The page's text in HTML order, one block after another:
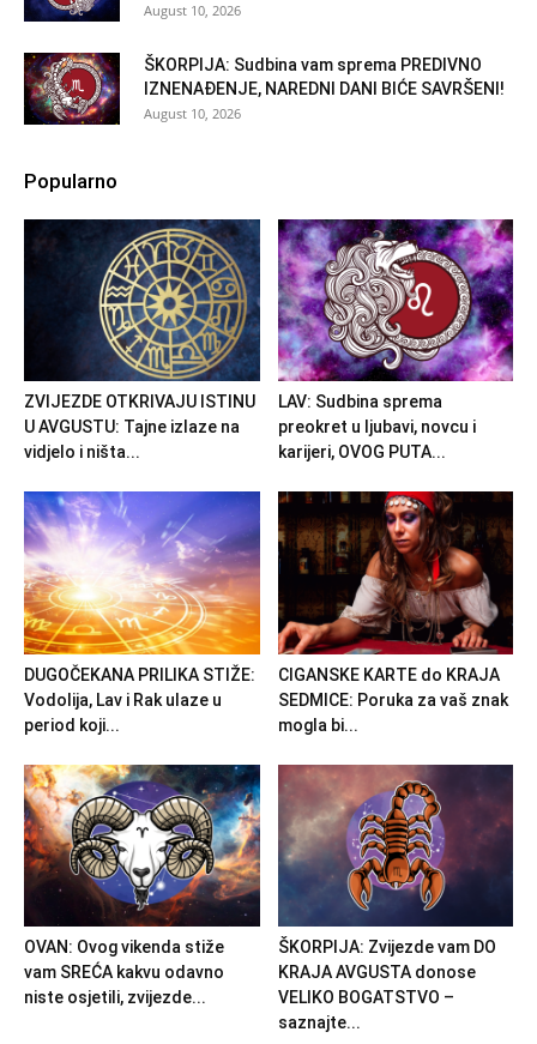
August 10, 2026
ŠKORPIJA: Sudbina vam sprema PREDIVNO
IZNENAĐENJE, NAREDNI DANI BIĆE SAVRŠENI!
August 10, 2026
Popularno
ZVIJEZDE OTKRIVAJU ISTINU
U AVGUSTU: Tajne izlaze na
vidjelo i ništa...
LAV: Sudbina sprema
preokret u ljubavi, novcu i
karijeri, OVOG PUTA...
DUGOČEKANA PRILIKA STIŽE:
Vodolija, Lav i Rak ulaze u
period koji...
CIGANSKE KARTE do KRAJA
SEDMICE: Poruka za vaš znak
mogla bi...
OVAN: Ovog vikenda stiže
vam SREĆA kakvu odavno
niste osjetili, zvijezde...
ŠKORPIJA: Zvijezde vam DO
KRAJA AVGUSTA donose
VELIKO BOGATSTVO –
saznajte...